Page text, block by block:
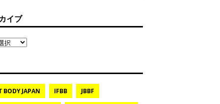
イブ
BODY JAPAN IFBB JBBF